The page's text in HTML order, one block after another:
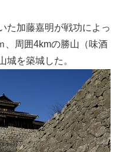
た加藤嘉明が戦功によっ
、周囲4kmの勝山（味酒
城を築城した。